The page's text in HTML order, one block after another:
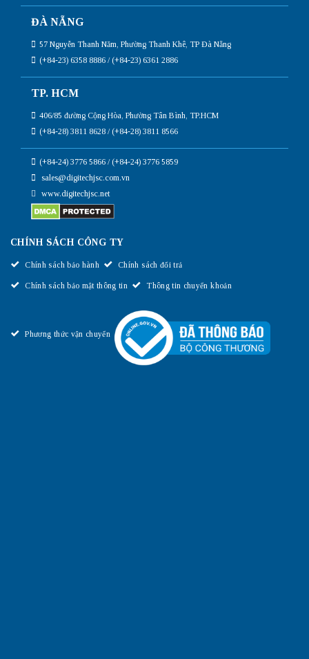
ĐÀ NẴNG
57 Nguyễn Thanh Năm, Phường Thanh Khê, TP Đà Nẵng
(+84-23) 6358 8886 / (+84-23) 6361 2886
TP. HCM
406/85 đường Cộng Hòa, Phường Tân Bình, TP.HCM
(+84-28) 3811 8628 / (+84-28) 3811 8566
(+84-24) 3776 5866 / (+84-24) 3776 5859
sales@digitechjsc.com.vn
www.digitechjsc.net
CHÍNH SÁCH CÔNG TY
Chính sách bảo hành Chính sách đổi trả
Chính sách bảo mật thông tin Thông tin chuyển khoản
Phương thức vận chuyển